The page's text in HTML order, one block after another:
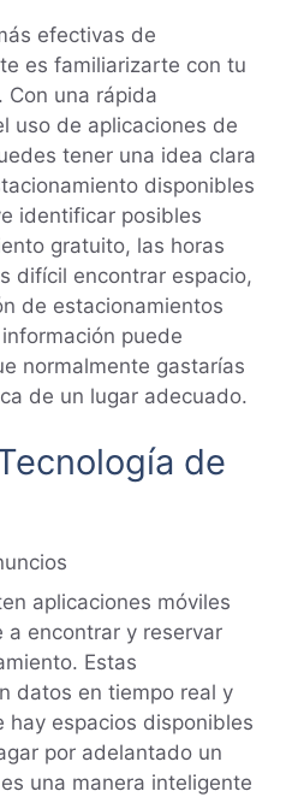
efectivas de
es familiarizarte con tu
Con una rápida
uso de aplicaciones de
tener una idea clara
disponibles
identificar posibles
gratuito, las horas
difícil encontrar espacio,
de estacionamientos
puede
normalmente gastarías
de un lugar adecuado.
de
aplicaciones móviles
encontrar y reservar
Estas
datos en tiempo real y
espacios disponibles
por adelantado un
una manera inteligente